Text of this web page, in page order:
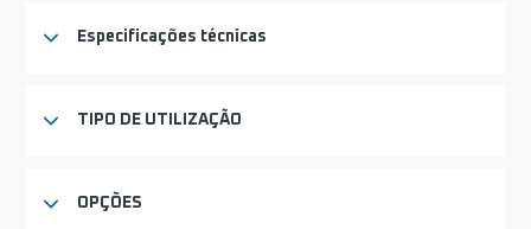
Especificações técnicas
TIPO DE UTILIZAÇÃO
OPÇÕES